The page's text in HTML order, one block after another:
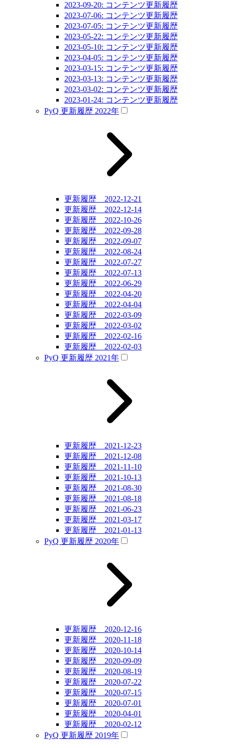
2023-09-20: コンテンツ更新履歴
2023-07-06: コンテンツ更新履歴
2023-07-05: コンテンツ更新履歴
2023-05-22: コンテンツ更新履歴
2023-05-10: コンテンツ更新履歴
2023-04-05: コンテンツ更新履歴
2023-03-15: コンテンツ更新履歴
2023-03-13: コンテンツ更新履歴
2023-03-02: コンテンツ更新履歴
2023-01-24: コンテンツ更新履歴
PyQ 更新履歴 2022年
更新履歴 2022-12-21
更新履歴 2022-12-14
更新履歴 2022-10-26
更新履歴 2022-09-28
更新履歴 2022-09-07
更新履歴 2022-08-24
更新履歴 2022-07-27
更新履歴 2022-07-13
更新履歴 2022-06-29
更新履歴 2022-04-20
更新履歴 2022-04-04
更新履歴 2022-03-09
更新履歴 2022-03-02
更新履歴 2022-02-16
更新履歴 2022-02-03
PyQ 更新履歴 2021年
更新履歴 2021-12-23
更新履歴 2021-12-08
更新履歴 2021-11-10
更新履歴 2021-10-13
更新履歴 2021-08-30
更新履歴 2021-08-18
更新履歴 2021-06-23
更新履歴 2021-03-17
更新履歴 2021-01-13
PyQ 更新履歴 2020年
更新履歴 2020-12-16
更新履歴 2020-11-18
更新履歴 2020-10-14
更新履歴 2020-09-09
更新履歴 2020-08-19
更新履歴 2020-07-22
更新履歴 2020-07-15
更新履歴 2020-07-01
更新履歴 2020-04-01
更新履歴 2020-02-12
PyQ 更新履歴 2019年